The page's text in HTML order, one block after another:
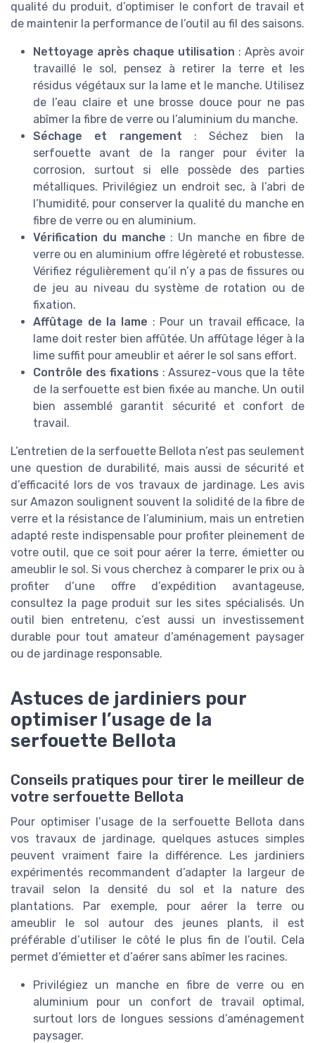
qualité du produit, d’optimiser le confort de travail et
de maintenir la performance de l’outil au fil des saisons.
Nettoyage après chaque utilisation : Après avoir
travaillé le sol, pensez à retirer la terre et les
résidus végétaux sur la lame et le manche. Utilisez
de l’eau claire et une brosse douce pour ne pas
abîmer la fibre de verre ou l’aluminium du manche.
Séchage et rangement : Séchez bien la
serfouette avant de la ranger pour éviter la
corrosion, surtout si elle possède des parties
métalliques. Privilégiez un endroit sec, à l’abri de
l’humidité, pour conserver la qualité du manche en
fibre de verre ou en aluminium.
Vérification du manche : Un manche en fibre de
verre ou en aluminium offre légèreté et robustesse.
Vérifiez régulièrement qu’il n’y a pas de fissures ou
de jeu au niveau du système de rotation ou de
fixation.
Affûtage de la lame : Pour un travail efficace, la
lame doit rester bien affûtée. Un affûtage léger à la
lime suffit pour ameublir et aérer le sol sans effort.
Contrôle des fixations : Assurez-vous que la tête
de la serfouette est bien fixée au manche. Un outil
bien assemblé garantit sécurité et confort de
travail.
L’entretien de la serfouette Bellota n’est pas seulement
une question de durabilité, mais aussi de sécurité et
d’efficacité lors de vos travaux de jardinage. Les avis
sur Amazon soulignent souvent la solidité de la fibre de
verre et la résistance de l’aluminium, mais un entretien
adapté reste indispensable pour profiter pleinement de
votre outil, que ce soit pour aérer la terre, émietter ou
ameublir le sol. Si vous cherchez à comparer le prix ou à
profiter d’une offre d’expédition avantageuse,
consultez la page produit sur les sites spécialisés. Un
outil bien entretenu, c’est aussi un investissement
durable pour tout amateur d’aménagement paysager
ou de jardinage responsable.
Astuces de jardiniers pour
optimiser l’usage de la
serfouette Bellota
Conseils pratiques pour tirer le meilleur de
votre serfouette Bellota
Pour optimiser l’usage de la serfouette Bellota dans
vos travaux de jardinage, quelques astuces simples
peuvent vraiment faire la différence. Les jardiniers
expérimentés recommandent d’adapter la largeur de
travail selon la densité du sol et la nature des
plantations. Par exemple, pour aérer la terre ou
ameublir le sol autour des jeunes plants, il est
préférable d’utiliser le côté le plus fin de l’outil. Cela
permet d’émietter et d’aérer sans abîmer les racines.
Privilégiez un manche en fibre de verre ou en
aluminium pour un confort de travail optimal,
surtout lors de longues sessions d’aménagement
paysager.